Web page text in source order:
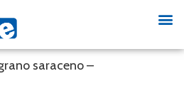
saraceno –